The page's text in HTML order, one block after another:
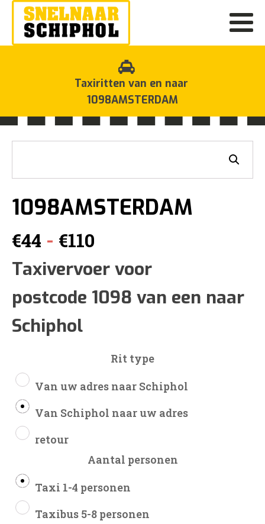
Taxiritten van en naar
1098AMSTERDAM
1098AMSTERDAM
€44 - €110
€44
tot
Taxivervoer voor
postcode 1098 van een naar
Schiphol
Rit type
Van uw adres naar Schiphol
Van Schiphol naar uw adres
retour
Aantal personen
Taxi 1-4 personen
Taxibus 5-8 personen